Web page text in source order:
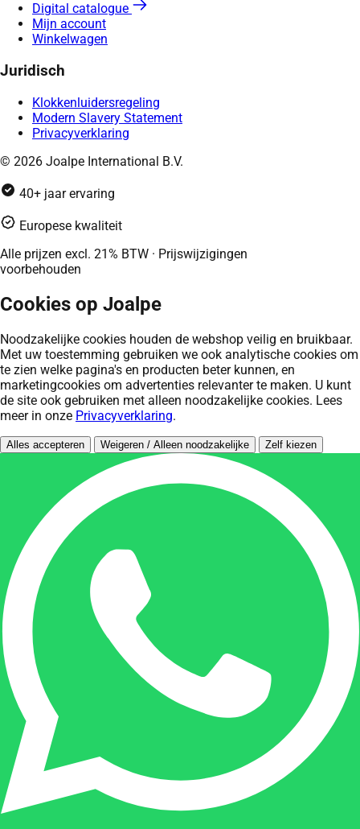
Digital catalogue
Mijn account
Winkelwagen
Juridisch
Klokkenluidersregeling
Modern Slavery Statement
Privacyverklaring
© 2026 Joalpe International B.V.
40+ jaar ervaring
Europese kwaliteit
Alle prijzen excl. 21% BTW · Prijswijzigingen
voorbehouden
Cookies op Joalpe
Noodzakelijke cookies houden de webshop veilig en bruikbaar.
Met uw toestemming gebruiken we ook analytische cookies om
te zien welke pagina's en producten beter kunnen, en
marketingcookies om advertenties relevanter te maken. U kunt
de site ook gebruiken met alleen noodzakelijke cookies. Lees
meer in onze Privacyverklaring.
Alles accepteren Weigeren / Alleen noodzakelijke Zelf kiezen